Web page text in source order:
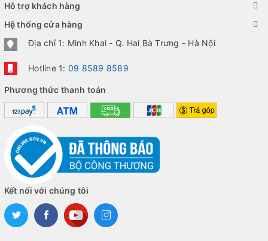
Hỗ trợ khách hàng
Hệ thống cửa hàng
Địa chỉ 1: Minh Khai - Q. Hai Bà Trưng - Hà Nội
Hotline 1: 09 8589 8589
Phương thức thanh toán
Kết nối với chúng tôi